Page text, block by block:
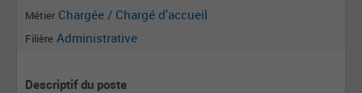
Métier Chargée / Chargé d'accueil
Filière Administrative
Descriptif du poste